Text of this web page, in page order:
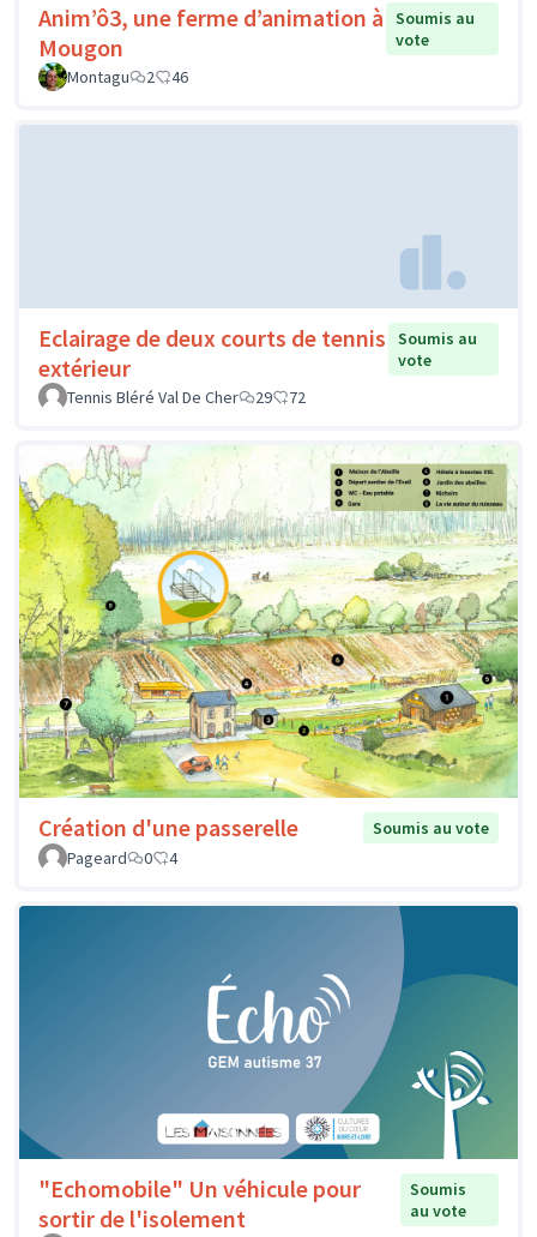
Anim’ô3, une ferme d’animation à
Mougon
Soumis au
vote
Montagu
2 46
Eclairage de deux courts de tennis
extérieur
Soumis au
vote
Tennis Bléré Val De Cher
29 72
Création d'une passerelle
Soumis au vote
Pageard
0 4
"Echomobile" Un véhicule pour
sortir de l'isolement
Soumis
au vote